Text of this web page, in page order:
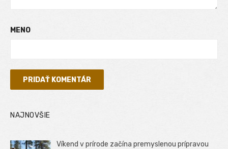
MENO
NAJNOVŠIE
Víkend v prírode začína premyslenou prípravou